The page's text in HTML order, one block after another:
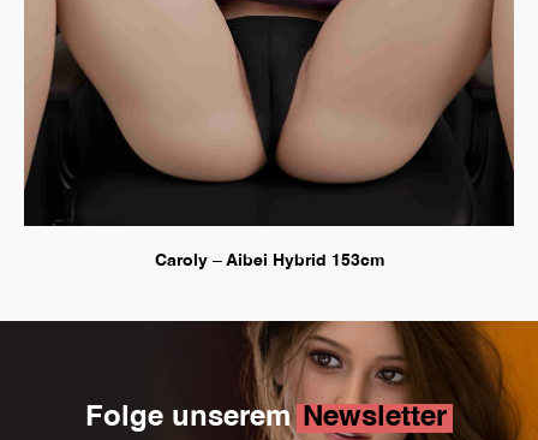
Caroly – Aibei Hybrid 153cm
Folge unserem Newsletter